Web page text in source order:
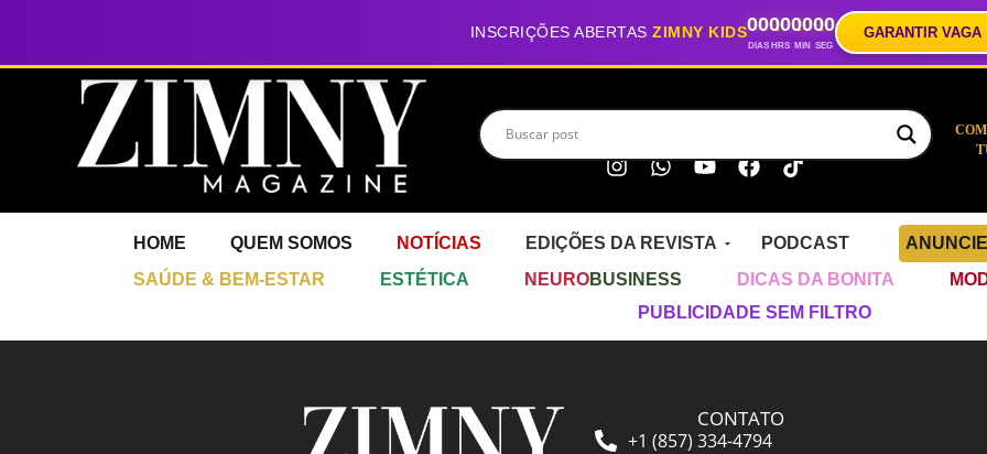
INSCRIÇÕES ABERTASZIMNY KIDS00
DIAS
00
HRS
00
MIN
00
SEG
GARANTIR VAGA
HOME QUEM SOMOS NOTÍCIAS EDIÇÕES DA REVISTA PODCAST
SAÚDE & BEM-ESTAR
ESTÉTICA NEUROBUSINESS DICAS DA BONITA
PUBLICIDADE SEM FILTRO
CONTATO
+1 (857) 334-4794